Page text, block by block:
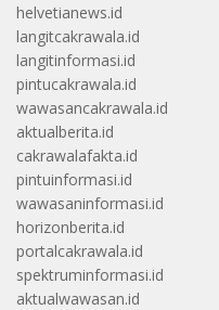
helvetianews.id
langitcakrawala.id
langitinformasi.id
pintucakrawala.id
wawasancakrawala.id
aktualberita.id
cakrawalafakta.id
pintuinformasi.id
wawasaninformasi.id
horizonberita.id
portalcakrawala.id
spektruminformasi.id
aktualwawasan.id